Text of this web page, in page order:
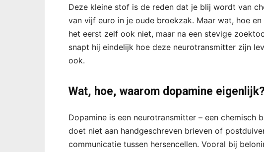
Deze kleine stof is de reden dat je blij wordt van
van vijf euro in je oude broekzak. Maar wat, hoe
het eerst zelf ook niet, maar na een stevige
snapt hij eindelijk hoe deze neurotransmitter zijn
ook.
Wat, hoe, waarom dopamine eigenlijk?
Dopamine is een neurotransmitter – een chemisch
doet niet aan handgeschreven brieven of
communicatie tussen hersencellen. Vooral bij